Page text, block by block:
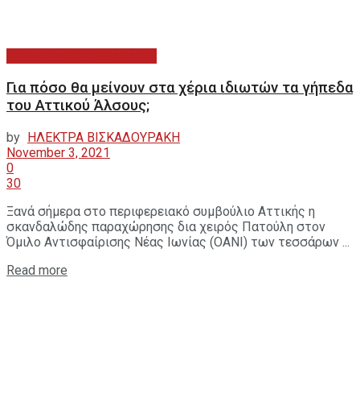
Για πόσο θα μείνουν στα χέρια ιδιωτών τα γήπεδα
του Αττικού Άλσους;
by ΗΛΕΚΤΡΑ ΒΙΣΚΑΔΟΥΡΑΚΗ
November 3, 2021
0
30
Ξανά σήμερα στο περιφερειακό συμβούλιο Αττικής η
σκανδαλώδης παραχώρησης δια χειρός Πατούλη στον
Όμιλο Αντισφαίρισης Νέας Ιωνίας (ΟΑΝΙ) των τεσσάρων ...
Read more